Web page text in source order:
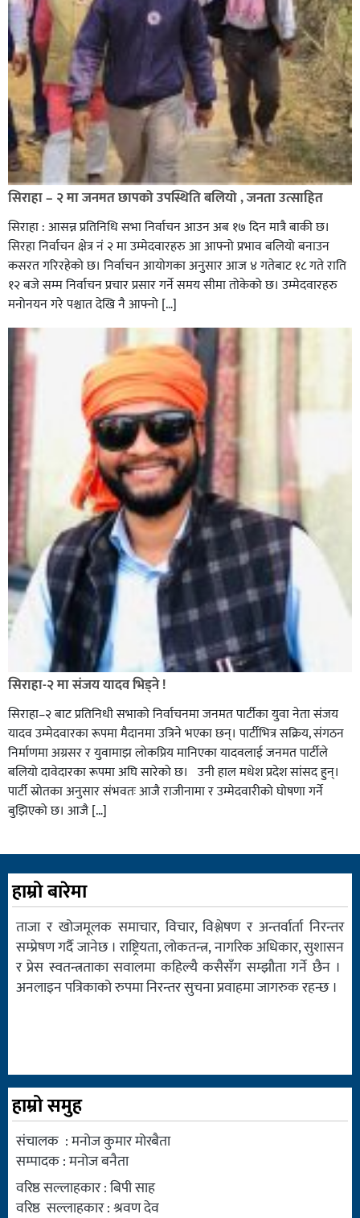
सिराहा – २ मा जनमत छापको उपस्थिति बलियो , जनता उत्साहित
सिराहा : आसन्न प्रतिनिधि सभा निर्वाचन आउन अब १७ दिन मात्रै बाकी छ।
सिरहा निर्वाचन क्षेत्र नं २ मा उम्मेदवारहरु आ आफ्नो प्रभाव बलियो बनाउन
कसरत गरिरहेको छ। निर्वाचन आयोगका अनुसार आज ४ गतेबाट १८ गते राति
१२ बजे सम्म निर्वाचन प्रचार प्रसार गर्ने समय सीमा तोकेको छ। उम्मेदवारहरु
मनोनयन गरे पश्चात देखि नै आफ्नो […]
सिराहा-२ मा संजय यादव भिड्ने !
सिराहा–२ बाट प्रतिनिधी सभाको निर्वाचनमा जनमत पार्टीका युवा नेता संजय
यादव उम्मेदवारका रूपमा मैदानमा उत्रिने भएका छन्। पार्टीभित्र सक्रिय, संगठन
निर्माणमा अग्रसर र युवामाझ लोकप्रिय मानिएका यादवलाई जनमत पार्टीले
बलियो दावेदारका रूपमा अघि सारेको छ। उनी हाल मधेश प्रदेश सांसद हुन्।
पार्टी स्रोतका अनुसार संभवतः आजै राजीनामा र उम्मेदवारीको घोषणा गर्ने
बुझिएको छ। आजै […]
हाम्रो बारेमा
ताजा र खोजमूलक समाचार, विचार, विश्लेषण र अन्तर्वार्ता निरन्तर
सम्प्रेषण गर्दै जानेछ । राष्ट्रियता, लोकतन्त्र, नागरिक अधिकार, सुशासन
र प्रेस स्वतन्त्रताका सवालमा कहिल्यै कसैसँग सम्झौता गर्ने छैन ।
अनलाइन पत्रिकाको रुपमा निरन्तर सुचना प्रवाहमा जागरुक रहन्छ ।
हाम्रो समुह
संचालक : मनोज कुमार मोरबैता
सम्पादक : मनोज बनैता
वरिष्ठ सल्लाहकार : बिपी साह
वरिष्ठ सल्लाहकार : श्रवण देव